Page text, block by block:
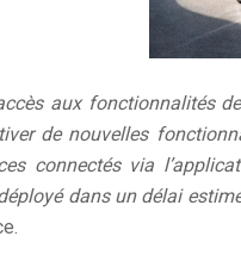
aux fonctionnalités
de nouvelles
connectés via
dans un délai